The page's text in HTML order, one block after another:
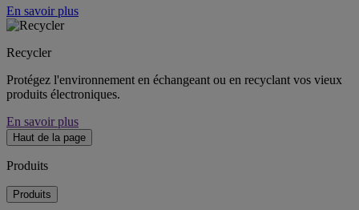
En savoir plus
Recycler
Protégez l'environnement en échangeant ou en recyclant vos vieux
produits électroniques.
En savoir plus
Haut de la page
Produits
Produits